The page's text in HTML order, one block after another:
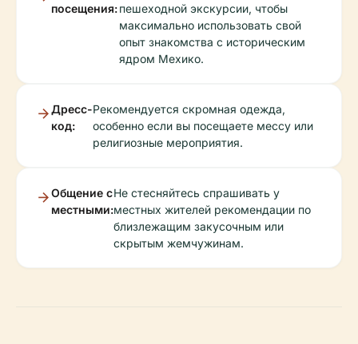
посещения:пешеходной экскурсии, чтобы
максимально использовать свой
опыт знакомства с историческим
ядром Мехико.
Дресс-
код:
Рекомендуется скромная одежда,
особенно если вы посещаете мессу или
религиозные мероприятия.
Общение с
местными:
Не стесняйтесь спрашивать у
местных жителей рекомендации по
близлежащим закусочным или
скрытым жемчужинам.